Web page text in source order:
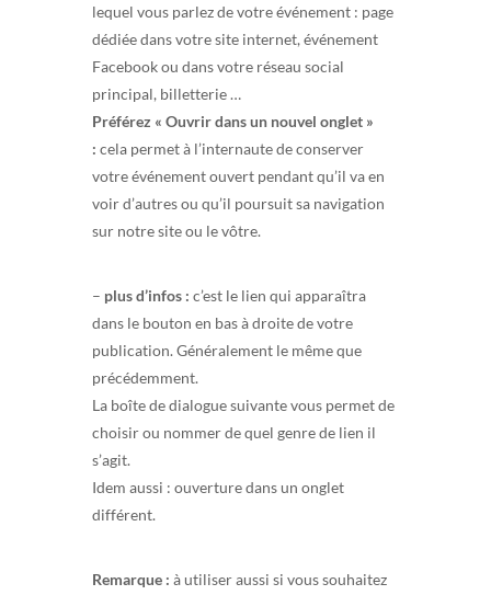
lequel vous parlez de votre événement : page
dédiée dans votre site internet, événement
Facebook ou dans votre réseau social
principal, billetterie …
Préférez « Ouvrir dans un nouvel onglet »
: cela permet à l’internaute de conserver
votre événement ouvert pendant qu’il va en
voir d’autres ou qu’il poursuit sa navigation
sur notre site ou le vôtre.
– plus d’infos : c’est le lien qui apparaîtra
dans le bouton en bas à droite de votre
publication. Généralement le même que
précédemment.
La boîte de dialogue suivante vous permet de
choisir ou nommer de quel genre de lien il
s’agit.
Idem aussi : ouverture dans un onglet
différent.
Remarque : à utiliser aussi si vous souhaitez